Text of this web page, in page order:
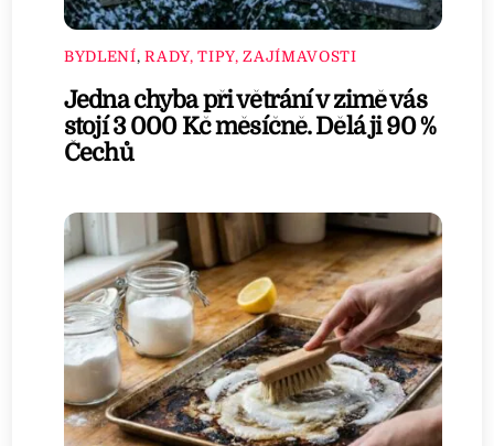
BYDLENÍ,RADY, TIPY, ZAJÍMAVOSTI
Jedna chyba při větrání v zimě vás
stojí 3 000 Kč měsíčně. Dělá ji 90 %
Čechů